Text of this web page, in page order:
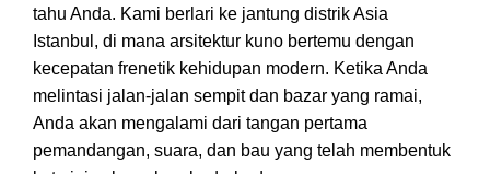
tahu Anda. Kami berlari ke jantung distrik Asia
Istanbul, di mana arsitektur kuno bertemu dengan
kecepatan frenetik kehidupan modern. Ketika Anda
melintasi jalan-jalan sempit dan bazar yang ramai,
Anda akan mengalami dari tangan pertama
pemandangan, suara, dan bau yang telah membentuk